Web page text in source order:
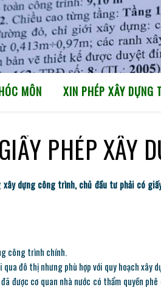
MÔN XIN PHÉP XÂY DỰNG
PHÉP XÂY
xây dựng công trình, chủ đầu tư phải có
công trình chính.
đô thị nhưng phù hợp với quy hoạch xây
được cơ quan nhà nước có thẩm quyền